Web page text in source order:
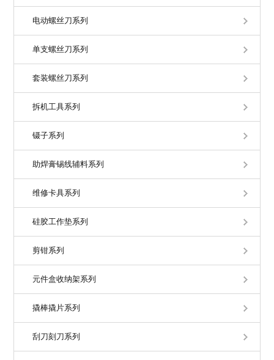
电动螺丝刀系列
单支螺丝刀系列
套装螺丝刀系列
拆机工具系列
镊子系列
助焊膏锡线辅料系列
维修卡具系列
硅胶工作垫系列
剪钳系列
元件盒收纳架系列
撬棒撬片系列
刮刀刻刀系列